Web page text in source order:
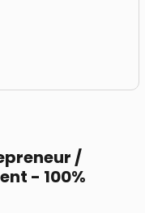
/
- 100%